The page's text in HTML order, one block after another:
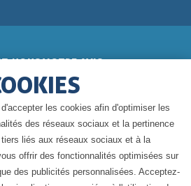
NOUS VOTRE AVIS
BLOG DE GÉRALDINE
les cookies afin d'optimiser les
des réseaux sociaux et la pertinence
liés aux réseaux sociaux et à la
offrir des fonctionnalités optimisées sur
des publicités personnalisées. Acceptez-